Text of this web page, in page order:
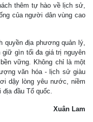
thêm tự hào về lịch sử,
của người dân vùng cao
quyền địa phương quản lý,
gìn tối đa giá trị nguyên
vững. Không chỉ là một
văn hóa - lịch sử giàu
dậy lòng yêu nước, niềm
đầu Tổ quốc.
Xuân Lam